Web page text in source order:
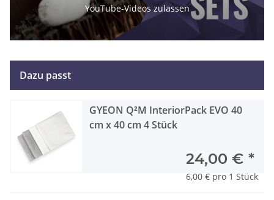
YouTube-Videos zulassen
Dazu passt
GYEON Q²M InteriorPack EVO 40
cm x 40 cm 4 Stück
24,00 € *
6,00 € pro 1 Stück